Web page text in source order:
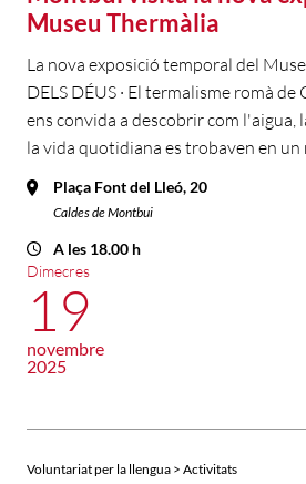
Museu Thermàlia
La nova exposició temporal del
DELS DÉUS · El termalisme romà
ens convida a descobrir com l'aigua,
la vida quotidiana es trobaven en un
Plaça Font del Lleó, 20
Caldes de Montbui
A les 18.00 h
Dimecres
19
novembre
2025
Voluntariat per la llengua > Activitats